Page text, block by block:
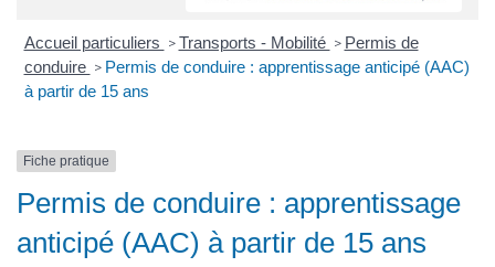
Accueil particuliers > Transports - Mobilité > Permis de
conduire > Permis de conduire : apprentissage anticipé (AAC)
à partir de 15 ans
Fiche pratique
Permis de conduire : apprentissage
anticipé (AAC) à partir de 15 ans